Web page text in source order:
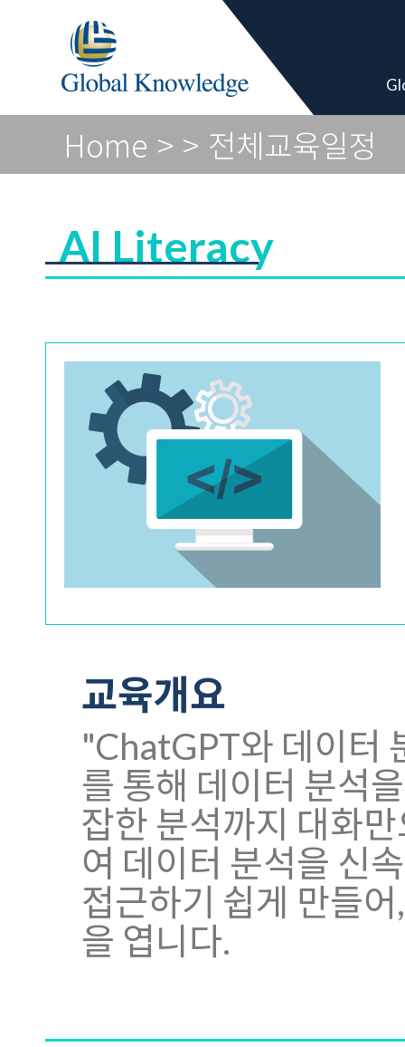
Academy
Home > > 전체교육일정
AI Literacy
교육개요
"ChatGPT와 데이터
를 통해 데이터 분석
잡한 분석까지 대화
여 데이터 분석을 신
접근하기 쉽게 만들
을 엽니다.